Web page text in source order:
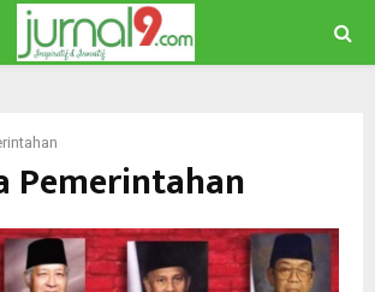
Pemerintahan